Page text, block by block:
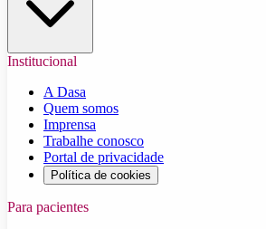
Institucional
A Dasa
Quem somos
Imprensa
Trabalhe conosco
Portal de privacidade
Política de cookies
Para pacientes